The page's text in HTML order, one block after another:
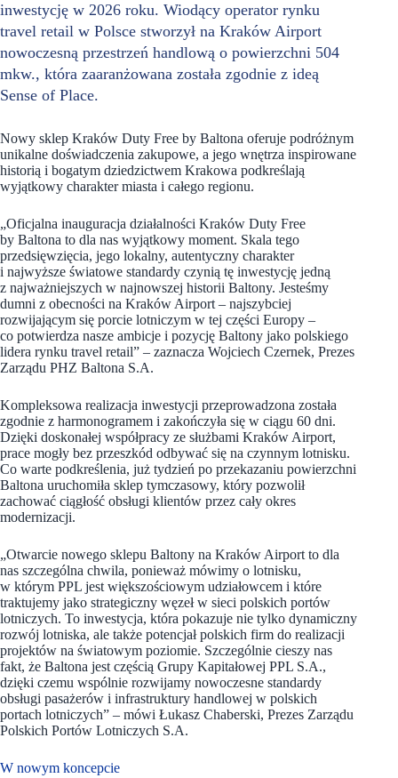
inwestycję w 2026 roku. Wiodący operator rynku
travel retail w Polsce stworzył na Kraków Airport
nowoczesną przestrzeń handlową o powierzchni 504
mkw., która zaaranżowana została zgodnie z ideą
Sense of Place.
Nowy sklep Kraków Duty Free by Baltona oferuje podróżnym
unikalne doświadczenia zakupowe, a jego wnętrza inspirowane
historią i bogatym dziedzictwem Krakowa podkreślają
wyjątkowy charakter miasta i całego regionu.
„Oficjalna inauguracja działalności Kraków Duty Free
by Baltona to dla nas wyjątkowy moment. Skala tego
przedsięwzięcia, jego lokalny, autentyczny charakter
i najwyższe światowe standardy czynią tę inwestycję jedną
z najważniejszych w najnowszej historii Baltony. Jesteśmy
dumni z obecności na Kraków Airport – najszybciej
rozwijającym się porcie lotniczym w tej części Europy –
co potwierdza nasze ambicje i pozycję Baltony jako polskiego
lidera rynku travel retail” – zaznacza Wojciech Czernek, Prezes
Zarządu PHZ Baltona S.A.
Kompleksowa realizacja inwestycji przeprowadzona została
zgodnie z harmonogramem i zakończyła się w ciągu 60 dni.
Dzięki doskonałej współpracy ze służbami Kraków Airport,
prace mogły bez przeszkód odbywać się na czynnym lotnisku.
Co warte podkreślenia, już tydzień po przekazaniu powierzchni
Baltona uruchomiła sklep tymczasowy, który pozwolił
zachować ciągłość obsługi klientów przez cały okres
modernizacji.
„Otwarcie nowego sklepu Baltony na Kraków Airport to dla
nas szczególna chwila, ponieważ mówimy o lotnisku,
w którym PPL jest większościowym udziałowcem i które
traktujemy jako strategiczny węzeł w sieci polskich portów
lotniczych. To inwestycja, która pokazuje nie tylko dynamiczny
rozwój lotniska, ale także potencjał polskich firm do realizacji
projektów na światowym poziomie. Szczególnie cieszy nas
fakt, że Baltona jest częścią Grupy Kapitałowej PPL S.A.,
dzięki czemu wspólnie rozwijamy nowoczesne standardy
obsługi pasażerów i infrastruktury handlowej w polskich
portach lotniczych” – mówi Łukasz Chaberski, Prezes Zarządu
Polskich Portów Lotniczych S.A.
W nowym koncepcie